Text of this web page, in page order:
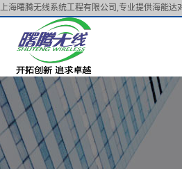
上海曙腾无线系统工程有限公司,专业提供海能